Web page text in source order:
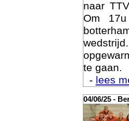
naar
Om
te gaan.
- lees
04/06/25 -